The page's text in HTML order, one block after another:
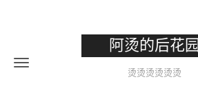
阿烫的后花园
烫烫烫烫烫烫